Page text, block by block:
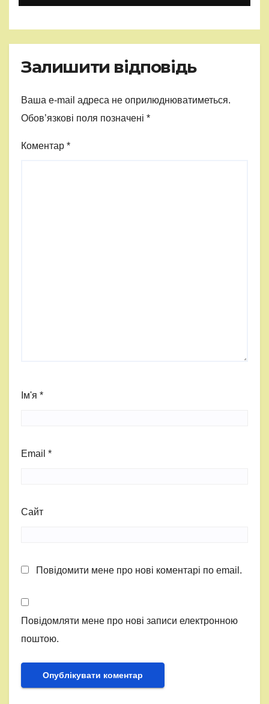
Залишити відповідь
Ваша e-mail адреса не оприлюднюватиметься.
Обов’язкові поля позначені *
Коментар *
Ім'я *
Email *
Сайт
Повідомити мене про нові коментарі по email.
Повідомляти мене про нові записи електронною
поштою.